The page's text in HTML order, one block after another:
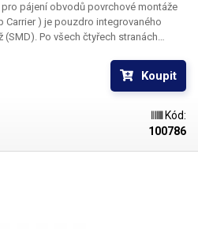
pájení obvodů povrchové montáže
Carrier ) je pouzdro integrovaného
Po všech čtyřech stranách
spoj. Tryska Y1138 je určena pro
mm
Koupit
Kód:
100786